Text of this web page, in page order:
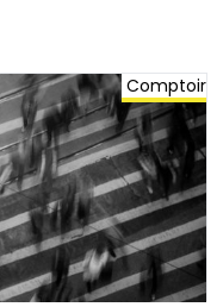
Comptoir